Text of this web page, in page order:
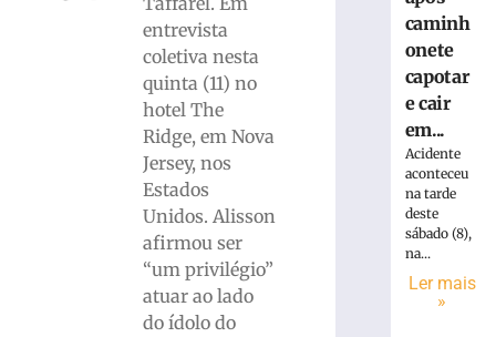
entrevista
coletiva nesta
quinta (11) no
hotel The
Ridge, em Nova
Jersey, nos
Estados
Unidos. Alisson
afirmou ser
“um privilégio”
atuar ao lado
do ídolo do
Serra
Rastro
interditada
neste
sábado
caminh
onete
capotar
e cair
em...
Acidente
aconteceu
na tarde
deste
sábado (8),
na...
Ler mais
»